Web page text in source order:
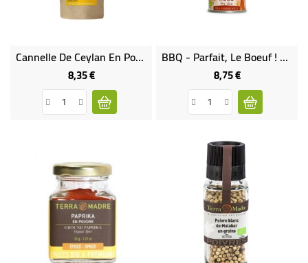
Cannelle De Ceylan En Poudre Bio (150 G)
8,35 €Prix
BBQ - Parfait, Le Boeuf ! - My French Rubs Bio
8,75 €Prix